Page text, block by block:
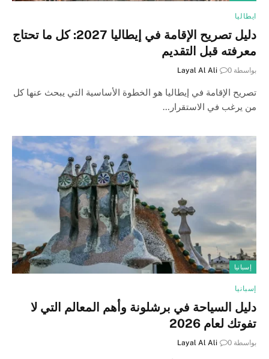
ايطاليا
دليل تصريح الإقامة في إيطاليا 2027: كل ما تحتاج
معرفته قبل التقديم
بواسطة Layal Al Ali 0
تصريح الإقامة في إيطاليا هو الخطوة الأساسية التي يبحث عنها كل
من يرغب في الاستقرار…
إسبانيا
إسبانيا
دليل السياحة في برشلونة وأهم المعالم التي لا
تفوتك لعام 2026
بواسطة Layal Al Ali 0